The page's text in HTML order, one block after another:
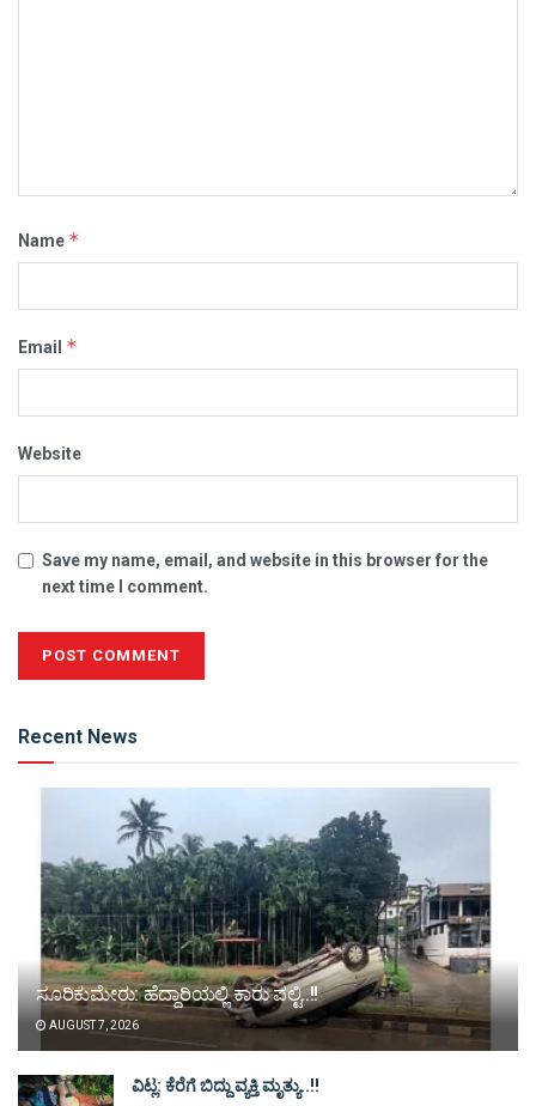
Name *
Email *
Website
Save my name, email, and website in this browser for the
next time I comment.
Recent News
ಸೂರಿಕುಮೇರು: ಹೆದ್ದಾರಿಯಲ್ಲಿ ಕಾರು ಪಲ್ಟಿ..!!
AUGUST 7, 2026
ವಿಟ್ಲ: ಕೆರೆಗೆ ಬಿದ್ದು ವ್ಯಕ್ತಿ ಮೃತ್ಯು..!!